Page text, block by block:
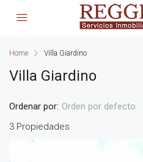
Home Villa Giardino
Villa Giardino
3 Propiedades
Ordenar por: Orden por defecto